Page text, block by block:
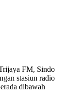
FM, Sindo
stasiun radio
dibawah